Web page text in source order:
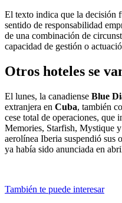
El texto indica que la decisión
sentido de responsabilidad
de una combinación de
capacidad de gestión o
Otros hoteles se
El lunes, la canadiense Blue
extranjera en Cuba, también
cese total de operaciones, que
Memories, Starfish, Mystique
aerolínea Iberia suspendió sus
ya había sido anunciada en
También te puede interesar